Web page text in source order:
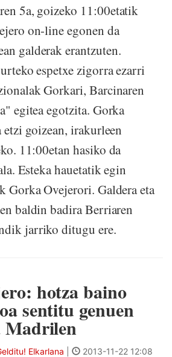
5a, goizeko 11:00etatik
on-line egonen da
galderak erantzuten.
espetxe zigorra ezarri
Gorkari, Barcinaren
egitea egotzita. Gorka
goizean, irakurleen
11:00etan hasiko da
Esteka hauetatik egin
Gorka Ovejerori. Galdera eta
baldin badira Berriaren
jarriko ditugu ere.
hotza baino
sentitu genuen
Madrilen
Elkarlana 2013-11-22 12:08